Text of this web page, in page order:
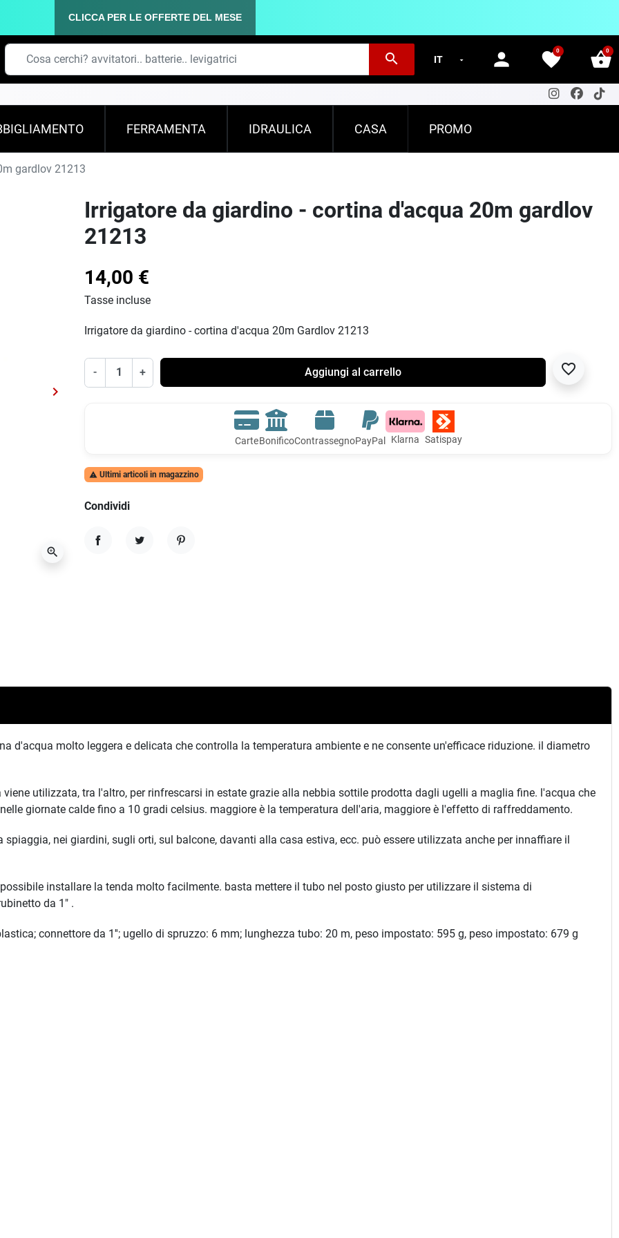
CLICCA PER LE OFFERTE DEL MESE
search person favorite
0 shopping_basket
0
FERRAMENTA IDRAULICA CASA PROMO
gardlov 21213
Successivo
keyboard_arrow_right
zoom_in
Irrigatore da giardino - cortina d'acqua 20m gardlov
21213
14,00 €
Tasse incluse
Irrigatore da giardino - cortina d'acqua 20m Gardlov 21213
- + Aggiungi al carrello favorite_border
CarteBonificoContrassegnoPayPal Klarna Satispay
 Ultimi articoli in magazzino
Condividi
d'acqua molto leggera e delicata che controlla la temperatura ambiente e ne consente un'efficace riduzione. il diametro
utilizzata, tra l'altro, per rinfrescarsi in estate grazie alla nebbia sottile prodotta dagli ugelli a maglia fine. l'acqua che
giornate calde fino a 10 gradi celsius. maggiore è la temperatura dell'aria, maggiore è l'effetto di raffreddamento.
nei giardini, sugli orti, sul balcone, davanti alla casa estiva, ecc. può essere utilizzata anche per innaffiare il
installare la tenda molto facilmente. basta mettere il tubo nel posto giusto per utilizzare il sistema di
da 1" .
connettore da 1''; ugello di spruzzo: 6 mm; lunghezza tubo: 20 m, peso impostato: 595 g, peso impostato: 679 g